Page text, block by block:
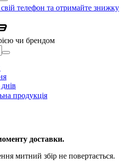
телефон та отримайте знижку
чи брендом
продукція
доставки.
митний збір не повертається.